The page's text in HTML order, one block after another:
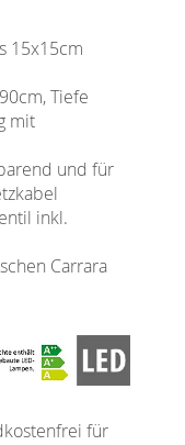
15x15cm
Tiefe
mit
und für
inkl.
Carrara
für